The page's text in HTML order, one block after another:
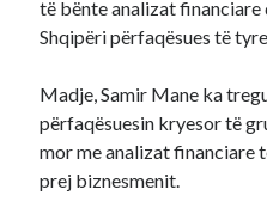
të bënte analizat financiare
Shqipëri përfaqësues të
Madje, Samir Mane ka
përfaqësuesin kryesor të
mor me analizat financiare
prej biznesmenit.